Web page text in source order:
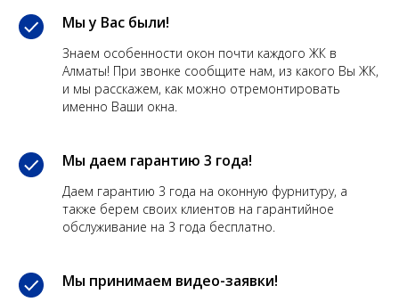
Мы у Вас были!
Знаем особенности окон почти каждого ЖК в
Алматы! При звонке сообщите нам, из какого Вы ЖК,
и мы расскажем, как можно отремонтировать
именно Ваши окна.
Мы даем гарантию 3 года!
Даем гарантию 3 года на оконную фурнитуру, а
также берем своих клиентов на гарантийное
обслуживание на 3 года бесплатно.
Мы принимаем видео-заявки!